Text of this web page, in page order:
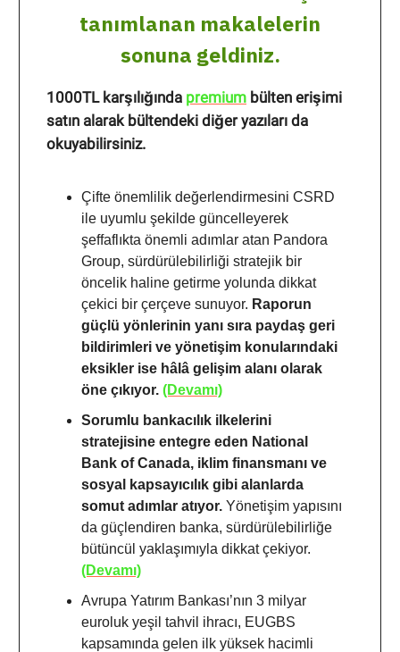
tanımlanan makalelerin
sonuna geldiniz.
1000TL karşılığında premium bülten erişimi
satın alarak bültendeki diğer yazıları da
okuyabilirsiniz.
Çifte önemlilik değerlendirmesini CSRD
ile uyumlu şekilde güncelleyerek
şeffaflıkta önemli adımlar atan Pandora
Group, sürdürülebilirliği stratejik bir
öncelik haline getirme yolunda dikkat
çekici bir çerçeve sunuyor. Raporun
güçlü yönlerinin yanı sıra paydaş geri
bildirimleri ve yönetişim konularındaki
eksikler ise hâlâ gelişim alanı olarak
öne çıkıyor. (Devamı)
Sorumlu bankacılık ilkelerini
stratejisine entegre eden National
Bank of Canada, iklim finansmanı ve
sosyal kapsayıcılık gibi alanlarda
somut adımlar atıyor. Yönetişim yapısını
da güçlendiren banka, sürdürülebilirliğe
bütüncül yaklaşımıyla dikkat çekiyor.
(Devamı)
Avrupa Yatırım Bankası’nın 3 milyar
euroluk yeşil tahvil ihracı, EUGBS
kapsamında gelen ilk yüksek hacimli